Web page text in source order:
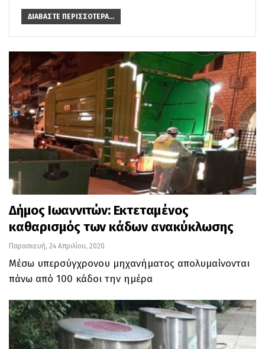
ΔΙΑΒΆΣΤΕ ΠΕΡΙΣΣΌΤΕΡΑ...
Δήμος Ιωαννιτών: Εκτεταμένος
καθαρισμός των κάδων ανακύκλωσης
Παρασκευή, 24 Απριλίου, 2020
Μέσω υπερσύγχρονου μηχανήματος απολυμαίνονται
πάνω από 100 κάδοι την ημέρα